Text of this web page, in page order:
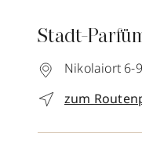
Stadt-
Nikolaiort 6-
zum